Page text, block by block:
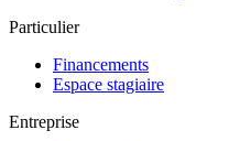
Particulier
Financements
Espace stagiaire
Entreprise